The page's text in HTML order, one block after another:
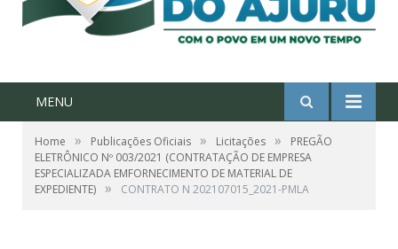
MENU
Home » Publicações Oficiais » Licitações »
PREGÃO
ELETRÔNICO Nº 003/2021 (CONTRATAÇÃO DE EMPRESA
ESPECIALIZADA EMFORNECIMENTO DE MATERIAL DE
EXPEDIENTE) » CONTRATO N 202107015_2021-PMLA